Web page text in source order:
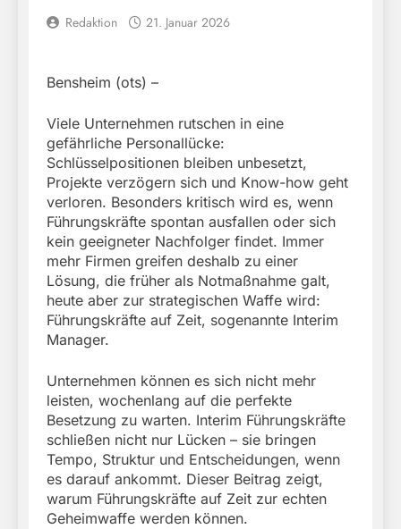
Redaktion 21. Januar 2026
Bensheim (ots) –
Viele Unternehmen rutschen in eine
gefährliche Personallücke:
Schlüsselpositionen bleiben unbesetzt,
Projekte verzögern sich und Know-how geht
verloren. Besonders kritisch wird es, wenn
Führungskräfte spontan ausfallen oder sich
kein geeigneter Nachfolger findet. Immer
mehr Firmen greifen deshalb zu einer
Lösung, die früher als Notmaßnahme galt,
heute aber zur strategischen Waffe wird:
Führungskräfte auf Zeit, sogenannte Interim
Manager.
Unternehmen können es sich nicht mehr
leisten, wochenlang auf die perfekte
Besetzung zu warten. Interim Führungskräfte
schließen nicht nur Lücken – sie bringen
Tempo, Struktur und Entscheidungen, wenn
es darauf ankommt. Dieser Beitrag zeigt,
warum Führungskräfte auf Zeit zur echten
Geheimwaffe werden können.